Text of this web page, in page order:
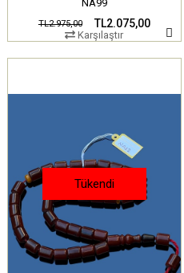
NA99
TL2.075,00
TL2.975,00
Karşılaştır
Tükendi